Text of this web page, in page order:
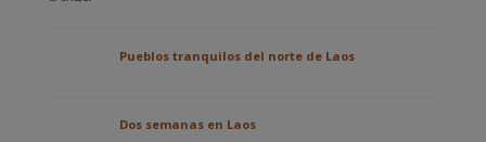
Pueblos tranquilos del norte de Laos
Dos semanas en Laos